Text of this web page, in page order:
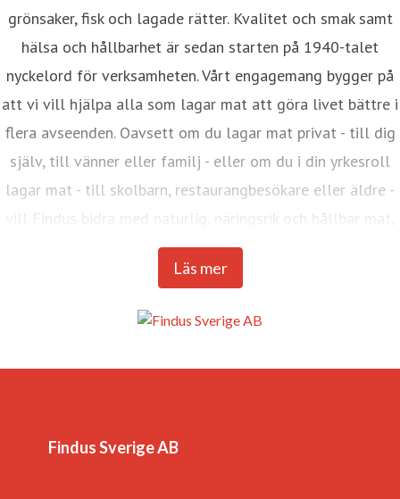
Läs mer
grönsaker, fisk och lagade rätter. Kvalitet och smak samt
hälsa och hållbarhet är sedan starten på 1940-talet
nyckelord för verksamheten. Vårt engagemang bygger på
att vi vill hjälpa alla som lagar mat att göra livet bättre i
flera avseenden. Oavsett om du lagar mat privat - till dig
själv, till vänner eller familj - eller om du i din yrkesroll
lagar mat - till skolbarn, restaurangbesökare eller äldre -
vill Findus bidra med naturlig, näringsrik och hållbar mat,
varje dag.
Foods Europe (NFE), Västeuropas största livsmedelsbolag
fabriker i Europa. Nomad Foods Europe marknadsför
Findus Sverige AB